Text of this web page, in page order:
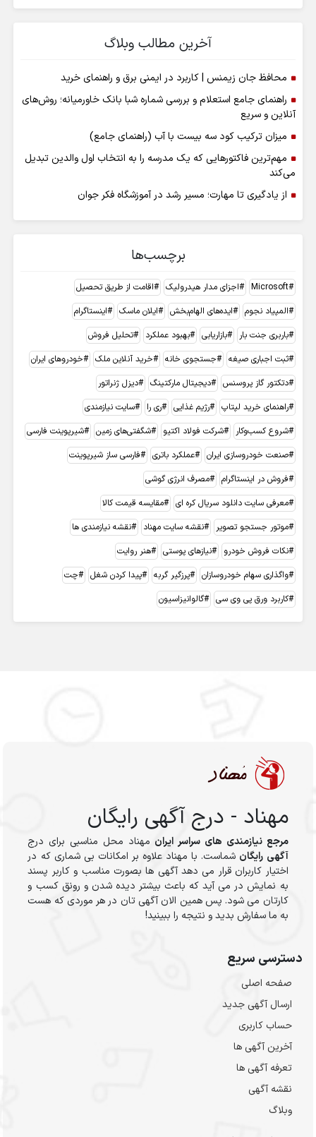
آخرین مطالب وبلاگ
محافظ جان زیمنس | کاربرد در ایمنی برق و راهنمای خرید
راهنمای جامع استعلام و بررسی شماره شبا بانک خاورمیانه؛ روش‌های
آنلاین و سریع
میزان ترکیب کود سه بیست با آب (راهنمای جامع)
مهم‌ترین فاکتورهایی که یک مدرسه را به انتخاب اول والدین تبدیل
می‌کند
از یادگیری تا مهارت؛ مسیر رشد در آموزشگاه فکر جوان
برچسب‌ها
Microsoft اجزای مدار هیدرولیک
اقامت از طریق تحصیل
المپیاد نجوم
ایده‌های الهام‌بخش ایلان ماسک
اینستاگرام
باربری جنت بار
بازاریابی بهبود عملکرد
تحلیل فروش
ثبت اجباری صیغه
جستجوی خانه خرید آنلاین ملک
خودروهای ایران
دتکتور گاز پروسنس
دیجیتال مارکتینگ
دیزل ژنراتور
راهنمای خرید لپتاپ
رژیم غذایی ری را
سایت نیازمندی
شروع کسب‌وکار
شرکت فولاد اکتیو شگفتی‌های زمین
شیرپوینت فارسی
صنعت خودروسازی ایران
عملکرد باتری
فارسی ساز شیرپوینت
فروش در اینستاگرام
مصرف انرژی گوشی
معرفی سایت دانلود سریال کره ای
مقایسه قیمت کالا
موتور جستجو تصویر
نقشه سایت مهناد
نقشه نیازمندی ها
نکات فروش خودرو
نیازهای پوستی
هنر روایت
واگذاری سهام خودروسازان
پرزگیر گربه پیدا کردن شغل
چت
کاربرد ورق پی وی سی
گالوانیزاسیون
مهناد - درج آگهی رایگان
مرجع نیازمندی های سراسر ایران مهناد محل مناسبی برای درج
آگهی رایگان شماست. با مهناد علاوه بر امکانات بی شماری که در
اختیار کاربران قرار می دهد آگهی ها بصورت مناسب و کاربر پسند
به نمایش در می آید که باعث بیشتر دیده شدن و رونق کسب و
کارتان می شود. پس همین الان آگهی تان در هر موردی که هست
به ما سفارش بدید و نتیجه را ببینید!
دسترسی سریع
صفحه اصلی
ارسال‌ آگهی جدید
حساب کاربری
آخرین آگهی ها
تعرفه آگهی ها
نقشه آگهی
وبلاگ